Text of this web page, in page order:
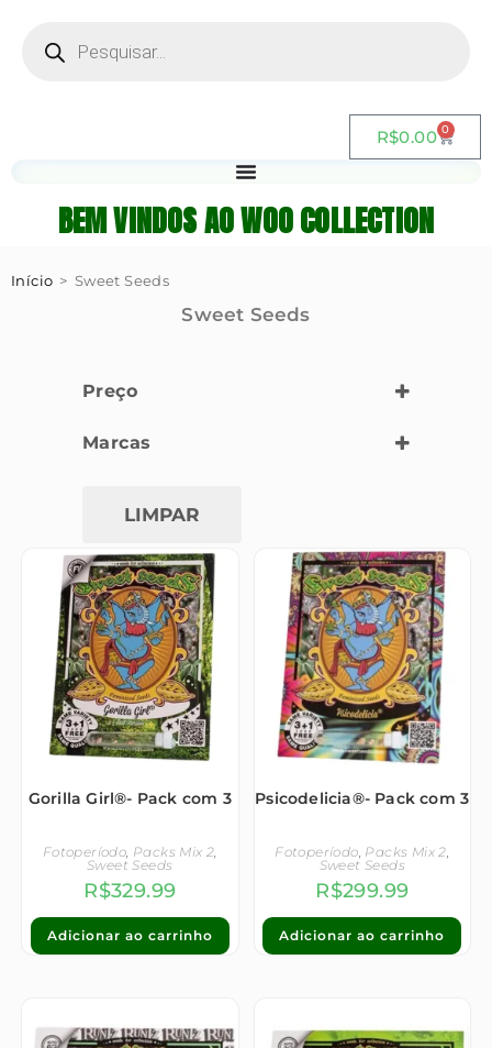
R$0.00 0
BEM VINDOS AO WOO COLLECTION
Início > Sweet Seeds
Sweet Seeds
Preço
Marcas
LIMPAR
Gorilla Girl®- Pack com 3
Fotoperíodo Packs Mix 2
Sweet Seeds
R$329.99
Adicionar ao carrinho
Psicodelicia®- Pack com 3
Fotoperíodo Packs Mix 2
Sweet Seeds
R$299.99
Adicionar ao carrinho